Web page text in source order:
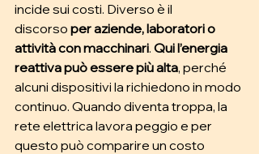
incide sui costi. Diverso è il
discorso per aziende, laboratori o
attività con macchinari. Qui l’energia
reattiva può essere più alta, perché
alcuni dispositivi la richiedono in modo
continuo. Quando diventa troppa, la
rete elettrica lavora peggio e per
questo può comparire un costo